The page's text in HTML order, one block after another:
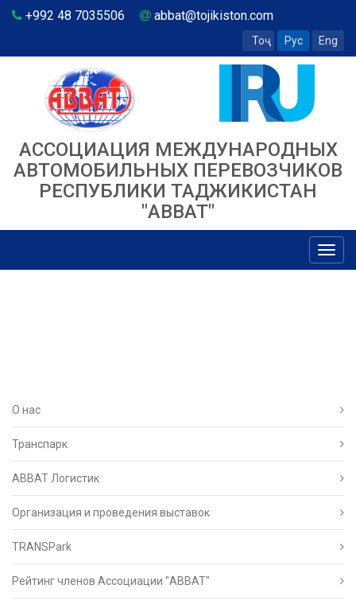
+992 48 7035506 abbat@tojikiston.com
Тоҷ Рус Eng
АССОЦИАЦИЯ МЕЖДУНАРОДНЫХ
АВТОМОБИЛЬНЫХ ПЕРЕВОЗЧИКОВ
РЕСПУБЛИКИ ТАДЖИКИСТАН
"ABBAT"
О нас
Транспарк
ABBAT Логистик
Организация и проведения выставок
TRANSPark
Рейтинг членов Ассоциации "АВВАТ"